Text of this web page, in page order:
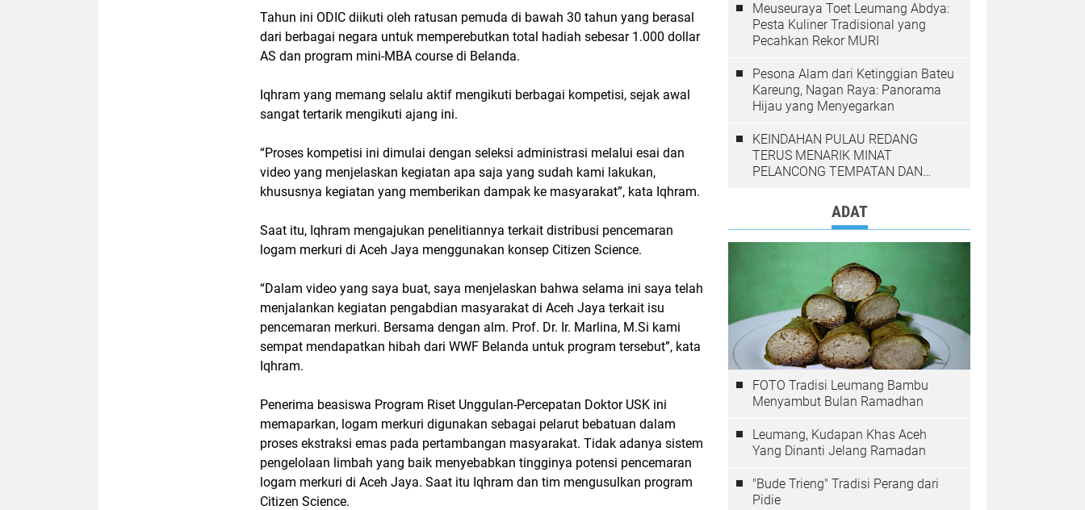
Tahun ini ODIC diikuti oleh ratusan pemuda di bawah 30 tahun yang berasal
dari berbagai negara untuk memperebutkan total hadiah sebesar 1.000 dollar
AS dan program mini-MBA course di Belanda.
Iqhram yang memang selalu aktif mengikuti berbagai kompetisi, sejak awal
sangat tertarik mengikuti ajang ini.
“Proses kompetisi ini dimulai dengan seleksi administrasi melalui esai dan
video yang menjelaskan kegiatan apa saja yang sudah kami lakukan,
khususnya kegiatan yang memberikan dampak ke masyarakat”, kata Iqhram.
Saat itu, Iqhram mengajukan penelitiannya terkait distribusi pencemaran
logam merkuri di Aceh Jaya menggunakan konsep Citizen Science.
“Dalam video yang saya buat, saya menjelaskan bahwa selama ini saya telah
menjalankan kegiatan pengabdian masyarakat di Aceh Jaya terkait isu
pencemaran merkuri. Bersama dengan alm. Prof. Dr. Ir. Marlina, M.Si kami
sempat mendapatkan hibah dari WWF Belanda untuk program tersebut”, kata
Iqhram.
Penerima beasiswa Program Riset Unggulan-Percepatan Doktor USK ini
memaparkan, logam merkuri digunakan sebagai pelarut bebatuan dalam
proses ekstraksi emas pada pertambangan masyarakat. Tidak adanya sistem
pengelolaan limbah yang baik menyebabkan tingginya potensi pencemaran
logam merkuri di Aceh Jaya. Saat itu Iqhram dan tim mengusulkan program
Citizen Science.
Meuseuraya Toet Leumang Abdya:
Pesta Kuliner Tradisional yang
Pecahkan Rekor MURI
Pesona Alam dari Ketinggian Bateu
Kareung, Nagan Raya: Panorama
Hijau yang Menyegarkan
KEINDAHAN PULAU REDANG
TERUS MENARIK MINAT
PELANCONG TEMPATAN DAN
ADAT
FOTO Tradisi Leumang Bambu
Menyambut Bulan Ramadhan
Leumang, Kudapan Khas Aceh
Yang Dinanti Jelang Ramadan
"Bude Trieng" Tradisi Perang dari
Pidie